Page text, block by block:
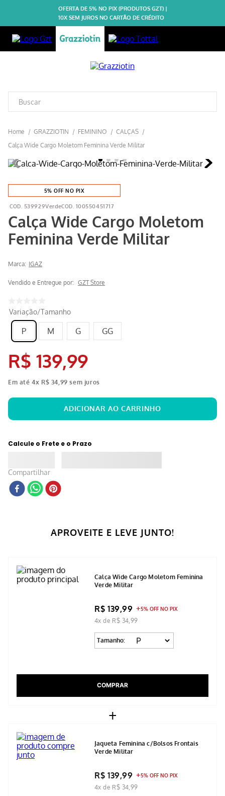
OFERTA DE 5% NO PIX (PRODUTOS GZT) |
10X SEM JUROS NO CARTÃO DE CRÉDITO
GRAZZIOTIN FEMININO
CALÇAS
Calça Wide Cargo Moletom Feminina Verde Militar
5% OFF NO PIX
539929Verde 100550451717
Calça Wide Cargo Moletom
Feminina Verde Militar
Marca: IGAZ
Vendido e Entregue por: GZT Store
Variação/Tamanho
P M G GG
R$ 139,99
Em até4x R$ 34 99 sem juros
Calcule o Frete e o Prazo
Compartilhar
APROVEITE E LEVE JUNTO!
Calça Wide Cargo Moletom Feminina
Verde Militar
R$ 139,99 5% OFF NO PIX
4x de R$ 34,99
Tamanho:
COMPRAR
+
Jaqueta Feminina c/Bolsos Frontais
Verde Militar
R$ 139,99 5% OFF NO PIX
4x de R$ 34,99